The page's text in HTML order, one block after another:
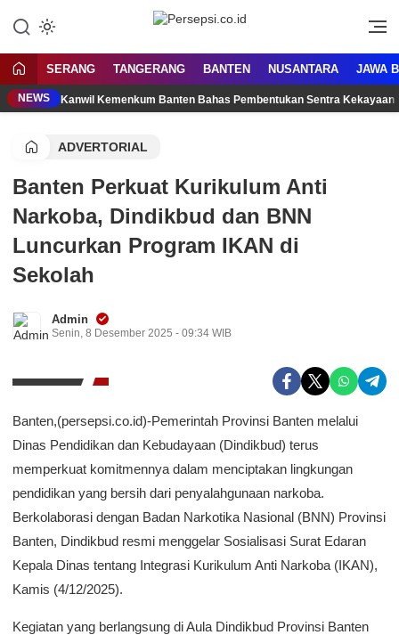
konten
SERANG TANGERANG BANTEN NUSANTARA JAWA
NEWS Kanwil Kemenkum Banten Bahas Pembentukan Sentra
ADVERTORIAL
Banten Perkuat Kurikulum Anti
Narkoba, Dindikbud dan BNN
Luncurkan Program IKAN di
Sekolah
Admin
Senin, 8 Desember 2025 - 09:34 WIB
Banten,(persepsi.co.id)-Pemerintah Provinsi Banten melalui
Dinas Pendidikan dan Kebudayaan (Dindikbud) terus
memperkuat komitmennya dalam menciptakan lingkungan
pendidikan yang bersih dari penyalahgunaan narkoba.
Berkolaborasi dengan Badan Narkotika Nasional (BNN) Provinsi
Banten, Dindikbud resmi menggelar Sosialisasi Surat Edaran
Kepala Dinas tentang Integrasi Kurikulum Anti Narkoba (IKAN),
Kamis (4/12/2025).
Kegiatan yang berlangsung di Aula Dindikbud Provinsi Banten